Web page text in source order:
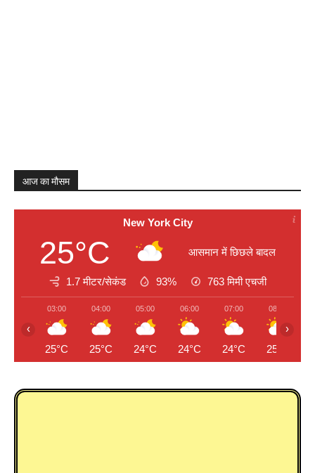
आज का मौसम
New York City
25°C आसमान में छिछले बादल
1.7 मीटर/सेकंड 93% 763मिमी एचजी
03:00
25°C
04:00
25°C
05:00
24°C
06:00
24°C
07:00
24°C
08:00
25°C
‹ ›